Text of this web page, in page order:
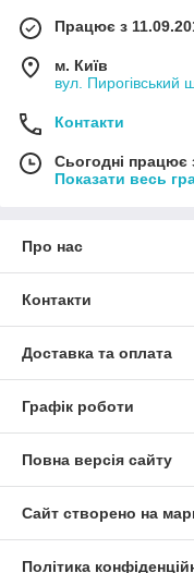
Працює з
м. Київ
вул. Пирогівський
Контакти
Сьогодні працює
Показати весь
Про нас
Контакти
Доставка та оплата
Графік роботи
Повна версія сайту
Сайт створено на
Політика